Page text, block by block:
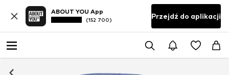
ABOUT YOU App
(152 700) Przejdź do aplikacji